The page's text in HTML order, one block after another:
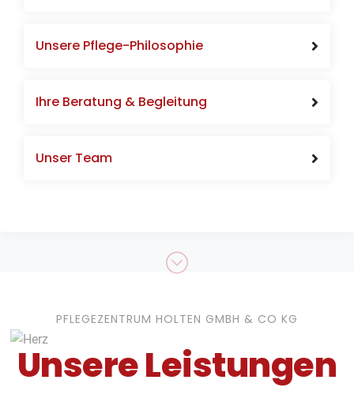
Unsere Pflege-Philosophie
Ihre Beratung & Begleitung
Unser Team
PFLEGEZENTRUM HOLTEN GMBH & CO KG
Unsere Leistungen